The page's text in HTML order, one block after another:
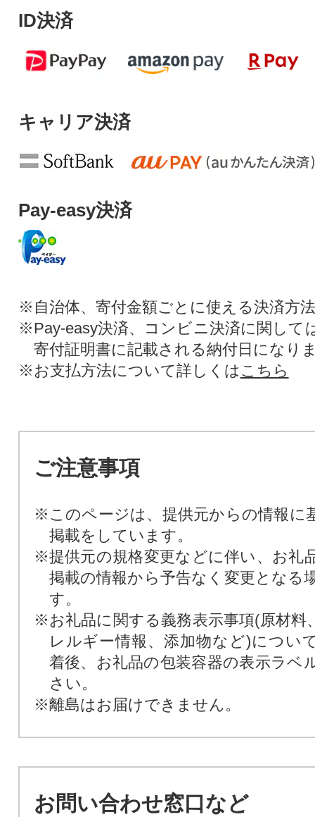
ID決済
キャリア決済
Pay-easy決済
※自治体、寄付金額ごとに使える決済方
※Pay-easy決済、コンビニ決済に関して
寄付証明書に記載される納付日になり
※お支払方法について詳しくは こちら
ご注意事項
※このページは、提供元からの情報に
掲載をしています。
※提供元の規格変更などに伴い、お礼
掲載の情報から予告なく変更となる
す。
※お礼品に関する義務表示事項(原材料
レルギー情報、添加物など)につい
着後、お礼品の包装容器の表示ラベ
さい。
※離島はお届けできません。
お問い合わせ窓口など